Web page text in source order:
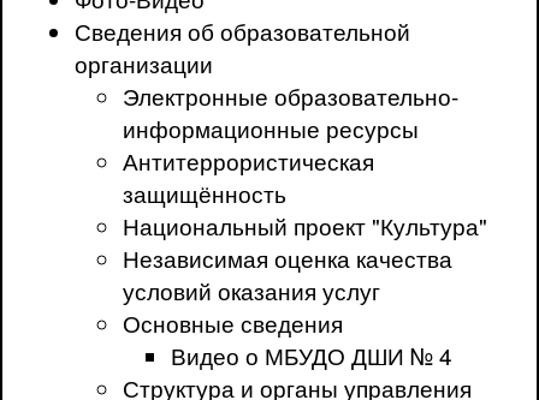
Сведения об образовательной
организации
Электронные образовательно-
информационные ресурсы
Антитеррористическая
защищённость
Национальный проект "Культура"
Независимая оценка качества
условий оказания услуг
Основные сведения
Видео о МБУДО ДШИ № 4
Структура и органы управления